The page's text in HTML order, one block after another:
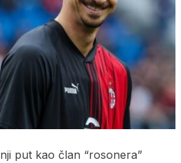
put kao član “rosonera”